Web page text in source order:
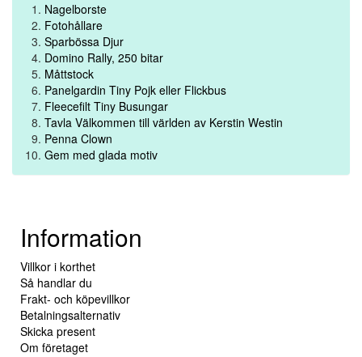
Nagelborste
Fotohållare
Sparbössa Djur
Domino Rally, 250 bitar
Måttstock
Panelgardin Tiny Pojk eller Flickbus
Fleecefilt Tiny Busungar
Tavla Välkommen till världen av Kerstin Westin
Penna Clown
Gem med glada motiv
Information
Villkor i korthet
Så handlar du
Frakt- och köpevillkor
Betalningsalternativ
Skicka present
Om företaget